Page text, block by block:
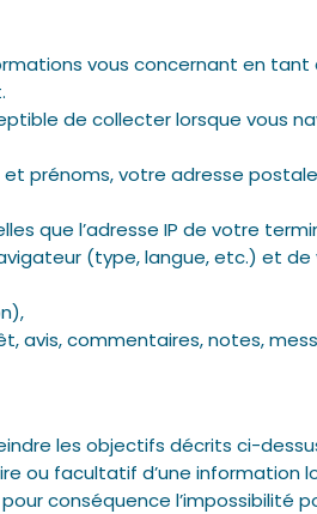
vous concernant en
de collecter lorsque vous
prénoms, votre adresse
que l’adresse IP de votre
(type, langue, etc.) et
avis, commentaires, notes,
les objectifs décrits ci-
facultatif d’une information
conséquence l’impossibilité